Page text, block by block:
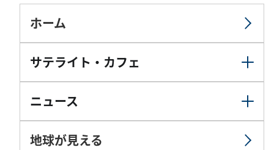
ホーム
サテライト・カフェ
ニュース
地球が見える